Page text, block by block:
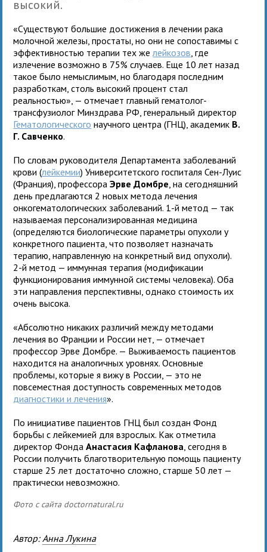
высокий.
«Существуют большие достижения в лечении рака
молочной железы, простаты, но они не сопоставимы с
эффективностью терапии тех желейкозов , где
излечение возможно в 75% случаев. Еще 10 лет назад
такое было немыслимым, но благодаря последним
разработкам, столь высокий процент стал
реальностью», — отмечает главный гематолог-
трансфузиолог Минздрава РФ, генеральный директор
Гематологического научного центра (ГНЦ), академик В.
Г. Савченко.
По словам руководителя Департамента заболеваний
крови (лейкемии) Университетского госпиталя Сен-Луис
(Франция), профессораЭрве Домбре , на сегодняшний
день предлагаются 2 новых метода лечения
онкогематологических заболеваний. 1-й метод — так
называемая персонализированная медицина
(определяются биологические параметры опухоли у
конкретного пациента, что позволяет назначать
терапию, направленную на конкретный вид опухоли).
2-й метод — иммунная терапия (модификации
функционирования иммунной системы человека). Оба
эти направления перспективны, однако стоимость их
очень высока.
«Абсолютно никаких различий между методами
лечения во Франции и России нет, — отмечает
профессор Эрве Домбре. — Выживаемость пациентов
находится на аналогичных уровнях. Основные
проблемы, которые я вижу в России, — это не
повсеместная доступность современных методов
диагностики и лечения».
По инициативе пациентов ГНЦ был создан Фонд
борьбы с лейкемией для взрослых. Как отметила
директор ФондаАнастасия Кафланова , сегодня в
России получить благотворительную помощь пациенту
старше 25 лет достаточно сложно, старше 50 лет —
практически невозможно.
Фото с сайта doctornatural.ru
Автор: Анна Лукина